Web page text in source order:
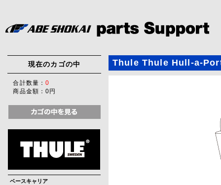
現在のカゴの中
合計数量：0
商品金額：0円
ベースキャリア
Thule Thule Hull-a-